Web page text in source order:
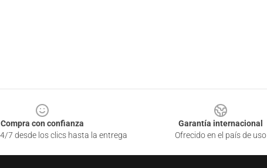
Compra con confianza
7 desde los clics hasta la entrega
Garantía internacional
Ofrecido en el país de uso